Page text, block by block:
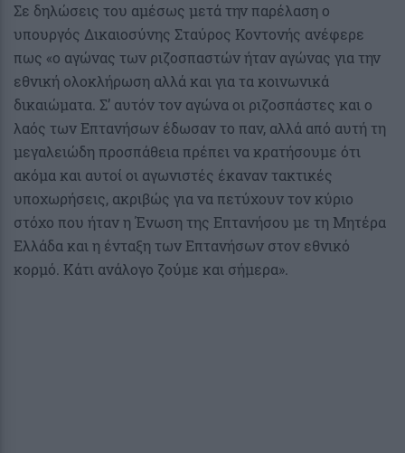
Σε δηλώσεις του αμέσως μετά την παρέλαση ο
υπουργός Δικαιοσύνης Σταύρος Κοντονής ανέφερε
πως «ο αγώνας των ριζοσπαστών ήταν αγώνας για την
εθνική ολοκλήρωση αλλά και για τα κοινωνικά
δικαιώματα. Σ’ αυτόν τον αγώνα οι ριζοσπάστες και ο
λαός των Επτανήσων έδωσαν το παν, αλλά από αυτή τη
μεγαλειώδη προσπάθεια πρέπει να κρατήσουμε ότι
ακόμα και αυτοί οι αγωνιστές έκαναν τακτικές
υποχωρήσεις, ακριβώς για να πετύχουν τον κύριο
στόχο που ήταν η Ένωση της Επτανήσου με τη Μητέρα
Ελλάδα και η ένταξη των Επτανήσων στον εθνικό
κορμό. Κάτι ανάλογο ζούμε και σήμερα».